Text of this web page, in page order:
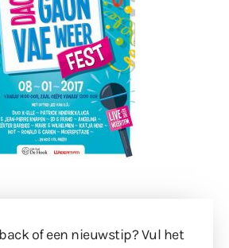
of een nieuwstip? Vul het